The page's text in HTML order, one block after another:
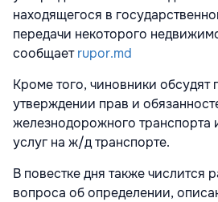
находящегося в
передачи некоторого
сообщаетrupor.md
Кроме того, чиновники обсудят
утверждении прав и
железнодорожного транспорта
услуг на ж/д транспорте.
В повестке дня также числится
вопроса об определении,